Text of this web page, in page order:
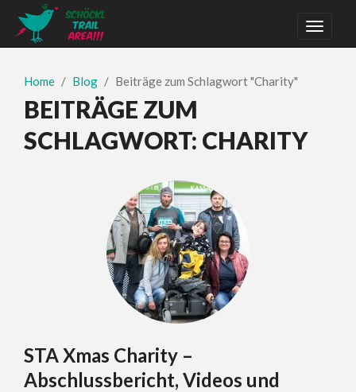
Home Blog Beiträge zum Schlagwort "Charity"
BEITRÄGE ZUM
SCHLAGWORT: CHARITY
STA Xmas Charity –
Abschlussbericht, Videos und